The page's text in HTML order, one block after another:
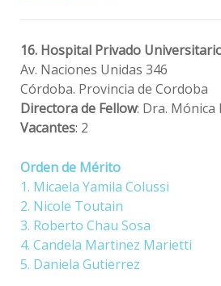
16. Hospital Privado
Av. Naciones Unidas 346
Córdoba. Provincia de Cordoba
Directora de Fellow: Dra. Mónica
Vacantes: 2
Orden de Mérito
1. Micaela Yamila Colussi
2. Nicole Toutain
3. Roberto Chau Sosa
4. Candela Martinez Marietti
5. Daniela Gutierrez